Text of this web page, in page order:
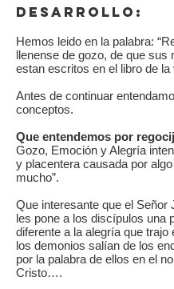
DESARROLLO:
Hemos leido en la palabra:
llenense de gozo, de que sus
estan escritos en el libro de la
Antes de continuar
conceptos.
Que entendemos por
Gozo, Emoción y Alegría
y placentera causada por
mucho”.
Que interesante que el Señor
les pone a los discípulos una
diferente a la alegría que trajo
los demonios salían de los
por la palabra de ellos en el
Cristo….